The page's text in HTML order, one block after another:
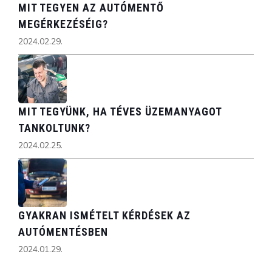
MIT TEGYEN AZ AUTÓMENTŐ
MEGÉRKEZÉSÉIG?
2024.02.29.
MIT TEGYÜNK, HA TÉVES ÜZEMANYAGOT
TANKOLTUNK?
2024.02.25.
GYAKRAN ISMÉTELT KÉRDÉSEK AZ
AUTÓMENTÉSBEN
2024.01.29.